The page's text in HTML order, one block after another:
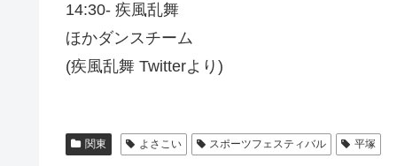
14:30- 疾風乱舞
ほかダンスチーム
(疾風乱舞 Twitterより)
関東 よさこい スポーツフェスティバル 平塚